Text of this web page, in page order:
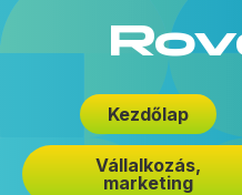
Kezdőlap
Vállalkozás,
marketing